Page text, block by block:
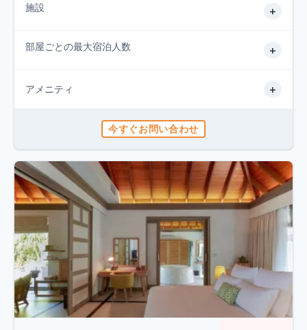
施設 +
部屋ごとの最大宿泊人数 +
アメニティ +
今すぐお問い合わせ